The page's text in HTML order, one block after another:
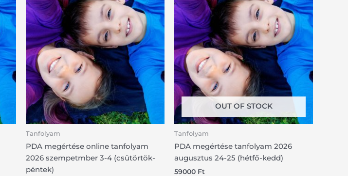
Tanfolyam
PDA megértése online tanfolyam
2026 szempetmber 3-4 (csütörtök-
péntek)
OUT OF STOCK
Tanfolyam
PDA megértése tanfolyam 2026
augusztus 24-25 (hétfő-kedd)
59000 Ft